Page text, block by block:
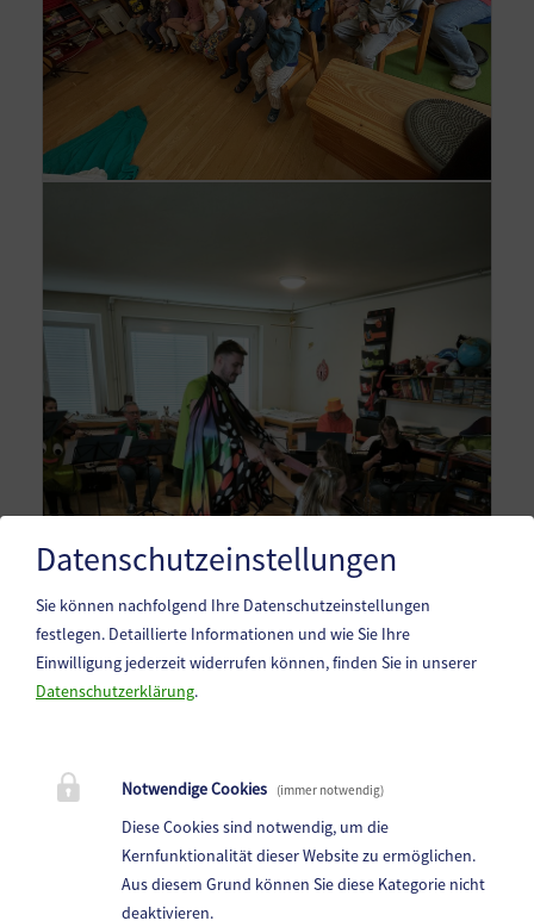
Datenschutzeinstellungen
Sie können nachfolgend Ihre Datenschutzeinstellungen
festlegen. Detaillierte Informationen und wie Sie Ihre
Einwilligung jederzeit widerrufen können, finden Sie in unserer
Datenschutzerklärung.
Notwendige Cookies (immer notwendig)
Diese Cookies sind notwendig, um die
Kernfunktionalität dieser Website zu ermöglichen.
Aus diesem Grund können Sie diese Kategorie nicht
deaktivieren.